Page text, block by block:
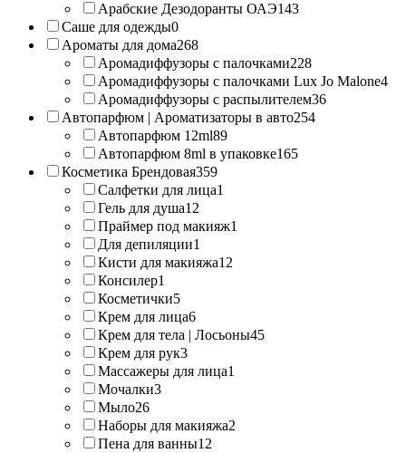
Арабские Дезодоранты ОАЭ143
Саше для одежды0
Ароматы для дома268
Аромадиффузоры с палочками228
Аромадиффузоры с палочками Lux Jo Malone4
Аромадиффузоры с распылителем36
Автопарфюм | Ароматизаторы в авто254
Автопарфюм 12ml89
Автопарфюм 8ml в упаковке165
Косметика Брендовая359
Салфетки для лица1
Гель для душа12
Праймер под макияж1
Для депиляции1
Кисти для макияжа12
Консилер1
Косметички5
Крем для лица6
Крем для тела | Лосьоны45
Крем для рук3
Массажеры для лица1
Мочалки3
Мыло26
Наборы для макияжа2
Пена для ванны12